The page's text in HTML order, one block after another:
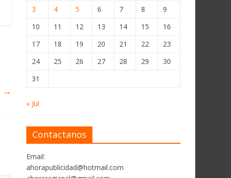
→
3
4 5 6 7 8
9
10
11 12 13 14 15
16
17
18 19 20 21 22
23
24
25 26 27 28 29
30
31
« Jul
Contactanos
Email:
ahorapublicidad@hotmail.com